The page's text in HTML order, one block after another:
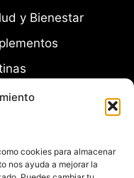
cookies para almacenar
nos ayuda a mejorar la
y Bienestar